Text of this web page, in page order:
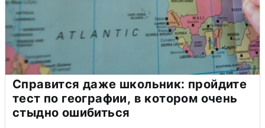
Справится даже школьник: пройдите
тест по географии, в котором очень
стыдно ошибиться